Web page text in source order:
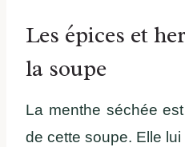
Les épices et
la soupe
La menthe séchée
de cette soupe. Elle